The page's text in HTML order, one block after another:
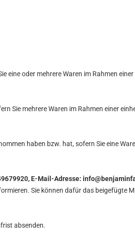
eine oder mehrere Waren im Rahmen
Sie mehrere Waren im Rahmen einer
haben bzw. hat, sofern Sie eine
E-Mail-Adresse:
Sie können dafür das beigefügte
absenden.